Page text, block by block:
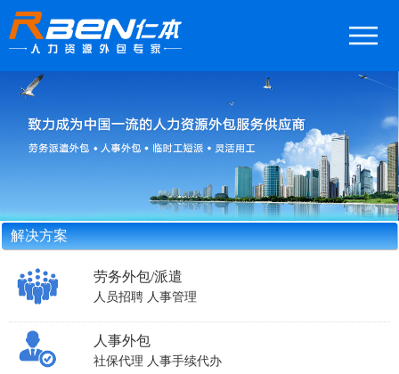
解决方案
劳务外包/派遣
人员招聘 人事管理
人事外包
社保代理 人事手续代办